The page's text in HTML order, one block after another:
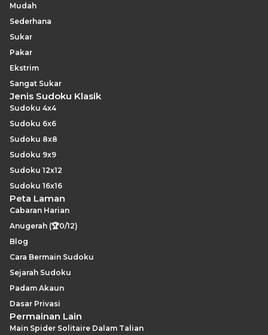
Mudah
Sederhana
Sukar
Pakar
Ekstrim
Sangat Sukar
Jenis Sudoku Klasik
Sudoku 4x4
Sudoku 6x6
Sudoku 8x8
Sudoku 9x9
Sudoku 12x12
Sudoku 16x16
Peta Laman
Cabaran Harian
Anugerah (🏆0/12)
Blog
Cara Bermain Sudoku
Sejarah Sudoku
Padam Akaun
Dasar Privasi
Permainan Lain
Main Spider Solitaire Dalam Talian